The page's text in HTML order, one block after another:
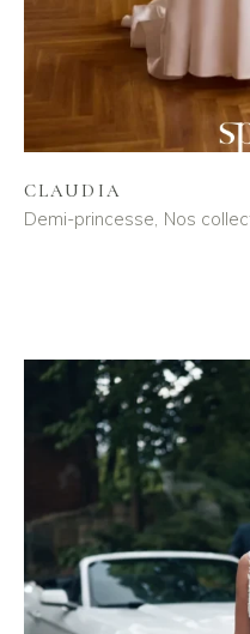
CLAUDIA
Demi-princesse Nos